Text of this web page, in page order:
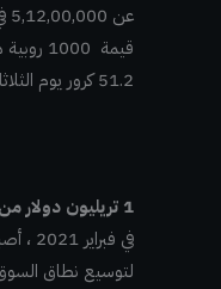
قيمة
51.2 كرور يوم الثلاثاء.
1 تريليون دولار من رأس مال السوق
في